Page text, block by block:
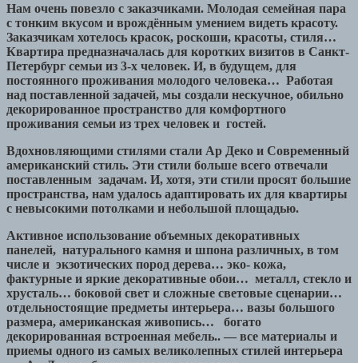
Нам очень повезло с заказчиками. Молодая семейная пара
с тонким вкусом и врождённым умением видеть красоту.
Заказчикам хотелось красок, роскоши, красоты, стиля…
Квартира предназначалась для коротких визитов в Санкт-
Петербург семьи из 3-х человек. И, в будущем, для
постоянного проживания молодого человека… Работая
над поставленной задачей, мы создали нескучное, обильно
декорированное пространство для комфортного
проживания семьи из трех человек и гостей.
Вдохновляющими стилями стали Ар Деко и Современный
американский стиль. Эти стили больше всего отвечали
поставленным задачам. И, хотя, эти стили просят большие
пространства, нам удалось адаптировать их для квартиры
с невысокими потолками и небольшой площадью.
Активное использование объемных декоративных
панелей, натурального камня и шпона различных, в том
числе и экзотических пород дерева… эко- кожа,
фактурные и яркие декоративные обои… металл, стекло и
хрусталь… боковой свет и сложные световые сценарии…
отдельностоящие предметы интерьера… вазы большого
размера, американская живопись… богато
декорированная встроенная мебель.. — все материалы и
приемы одного из самых великолепных стилей интерьера